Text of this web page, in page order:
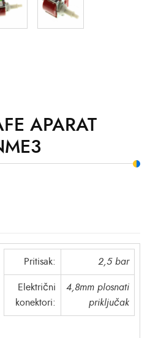
APARAT
Pritisak: 2,5 bar
Električni
konektori:
4,8mm plosnati
priključak